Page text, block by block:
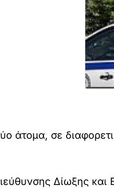
άτομα, σε
Δίωξης